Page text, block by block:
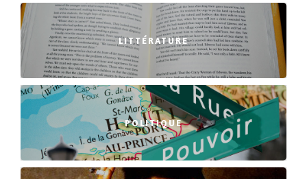
LITTÉRATURE
POLITIQUE